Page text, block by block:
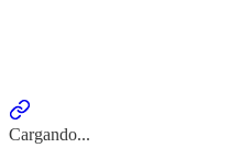
Cargando...